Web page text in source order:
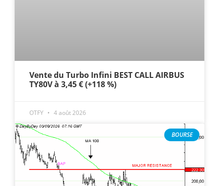
Vente du Turbo Infini BEST CALL AIRBUS
TY80V à 3,45 € (+118 %)
OTFY 4 août 2026
BOURSE